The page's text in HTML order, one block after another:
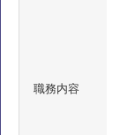
職務内容